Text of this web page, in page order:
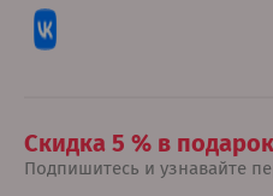
Скидка 5 % в
Подпишитесь и узнавайте